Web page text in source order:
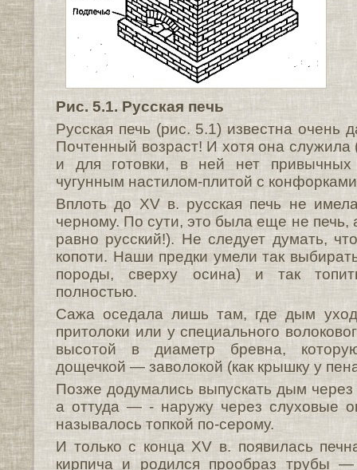
Рис. 5.1. Русская печь
Русская печь (рис. 5.1) известна очень
Почтенный возраст! И хотя она служила
и для готовки, в ней нет
чугунным настилом-плитой с
Вплоть до XV в. русская печь не
черному. По сути, это была еще не печь,
равно русский!). Не следует думать,
копоти. Наши предки умели так
породы, сверху осина) и так
полностью.
Сажа оседала лишь там, где дым
притолоки или у специального
высотой в диаметр бревна,
дощечкой — заволокой (как крышку у
Позже додумались выпускать дым
а оттуда — - наружу через слуховые
называлось топкой по-серому.
И только с конца XV в. появилась
кирпича и родился прообраз трубы